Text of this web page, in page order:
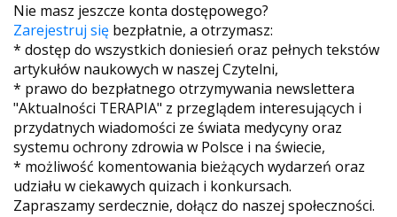
Nie masz jeszcze konta dostępowego?
Zarejestruj się bezpłatnie, a otrzymasz:
* dostęp do wszystkich doniesień oraz pełnych tekstów
artykułów naukowych w naszej Czytelni,
* prawo do bezpłatnego otrzymywania newslettera
"Aktualności TERAPIA" z przeglądem interesujących i
przydatnych wiadomości ze świata medycyny oraz
systemu ochrony zdrowia w Polsce i na świecie,
* możliwość komentowania bieżących wydarzeń oraz
udziału w ciekawych quizach i konkursach.
Zapraszamy serdecznie, dołącz do naszej społeczności.